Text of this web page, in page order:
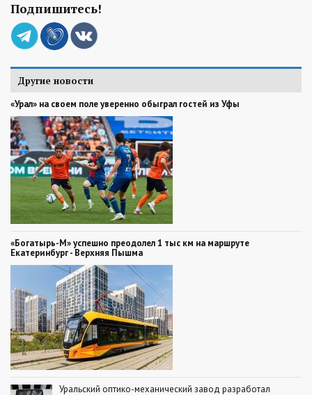
Подпишитесь!
Другие новости
«Урал» на своем поле уверенно обыграл гостей из Уфы
«Богатырь-М» успешно преодолел 1 тыс км на маршруте
Екатеринбург - Верхняя Пышма
Уральский оптико-механический завод разработал